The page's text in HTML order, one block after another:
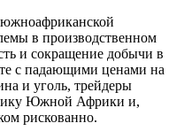
южноафриканской
в производственном
и сокращение добычи в
с падающими ценами на
и уголь, трейдеры
Южной Африки и,
рискованно.